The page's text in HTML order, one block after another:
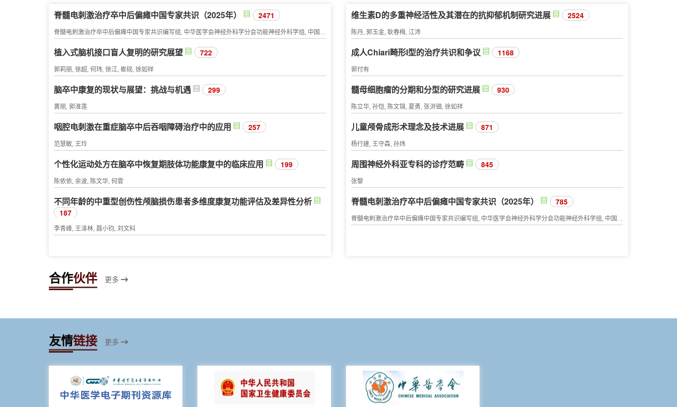
脊髓电刺激治疗卒中后偏瘫中国专家共识（2025年） 2471
脊髓电刺激治疗卒中后偏瘫中国专家共识编写组, 中华医学会神经外科学分会功能神经外科学组, 中国研究型医院学会神经外科学专业委员会, 世界华人神经外科协会功能神经外科专业委员会, 北京医学会神经外科学分会功能神经外科专业组, 北京医学会神经外科学分会周围神经外科专业组
植入式脑机接口盲人复明的研究展望 722
郭莉丽, 徐超, 何玮, 徐江, 崔砚, 徐如祥
脑卒中康复的现状与展望：挑战与机遇 299
黄丽, 郭淮莲
咽腔电刺激在重症脑卒中后吞咽障碍治疗中的应用 257
范慧敏, 王玲
个性化运动处方在脑卒中恢复期肢体功能康复中的临床应用 199
陈依依, 余波, 陈文华, 何霏
不同年龄的中重型创伤性颅脑损伤患者多维度康复功能评估及差异性分析
187
李青峰, 王泽林, 聂小钧, 刘文科
维生素D的多重神经活性及其潜在的抗抑郁机制研究进展 2524
陈丹, 郭玉金, 耿春梅, 江沛
成人Chiari畸形I型的治疗共识和争议 1168
郭付有
髓母细胞瘤的分期和分型的研究进展 930
陈立华, 孙恺, 陈文锦, 夏勇, 张洪钿, 徐如祥
儿童颅骨成形术理念及技术进展 871
杨行建, 王守森, 孙炜
周围神经外科亚专科的诊疗范畴 845
张黎
脊髓电刺激治疗卒中后偏瘫中国专家共识（2025年） 785
脊髓电刺激治疗卒中后偏瘫中国专家共识编写组, 中华医学会神经外科学分会功能神经外科学组, 中国研究型医院学会神经外科学专业委员会, 世界华人神经外科协会功能神经外科专业委员会, 北京医学会神经外科学分会功能神经外科专业组, 北京医学会神经外科学分会周围神经外科专业组
合作伙伴 更多
友情链接 更多